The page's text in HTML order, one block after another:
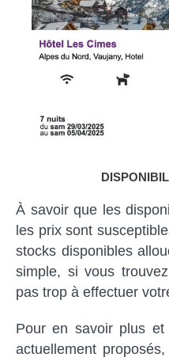
À savoir que les
les prix sont
stocks disponibles
simple, si vous
pas trop à effectuer
Pour en savoir plus
actuellement